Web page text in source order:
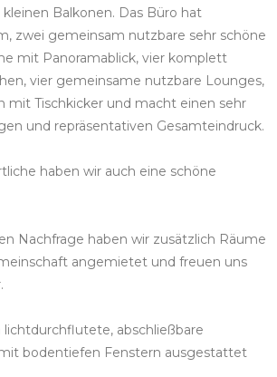
Balkonen. Das Büro hat
zwei gemeinsam nutzbare sehr schöne
mit Panoramablick, vier komplett
vier gemeinsame nutzbare Lounges,
mit Tischkicker und macht einen sehr
und repräsentativen Gesamteindruck.
haben wir auch eine schöne
Nachfrage haben wir zusätzlich Räume
angemietet und freuen uns
lichtdurchflutete, abschließbare
bodentiefen Fenstern ausgestattet